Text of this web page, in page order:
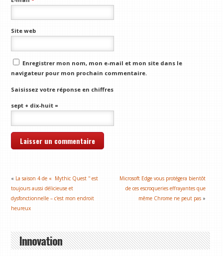
Site web
Enregistrer mon nom, mon e-mail et mon site dans le
navigateur pour mon prochain commentaire.
Saisissez votre réponse en chiffres
sept + dix-huit =
« La saison 4 de « Mythic Quest '' est
toujours aussi délicieuse et
dysfonctionnelle – c'est mon endroit
heureux
Microsoft Edge vous protégera bientôt
de ces escroqueries effrayantes que
même Chrome ne peut pas »
Innovation